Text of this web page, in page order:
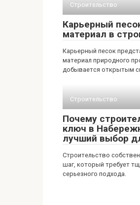
Строительство
Карьерный
материал в
Карьерный песок
материал природного
добывается открытым
Строительство
Почему
ключ в
лучший выбор
Строительство
шаг, который требует
серьезного подхода.